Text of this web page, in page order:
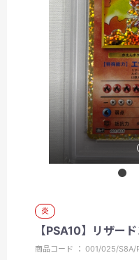
炎
【PSA10】リザー
商品コード ： 001/025/S8A/